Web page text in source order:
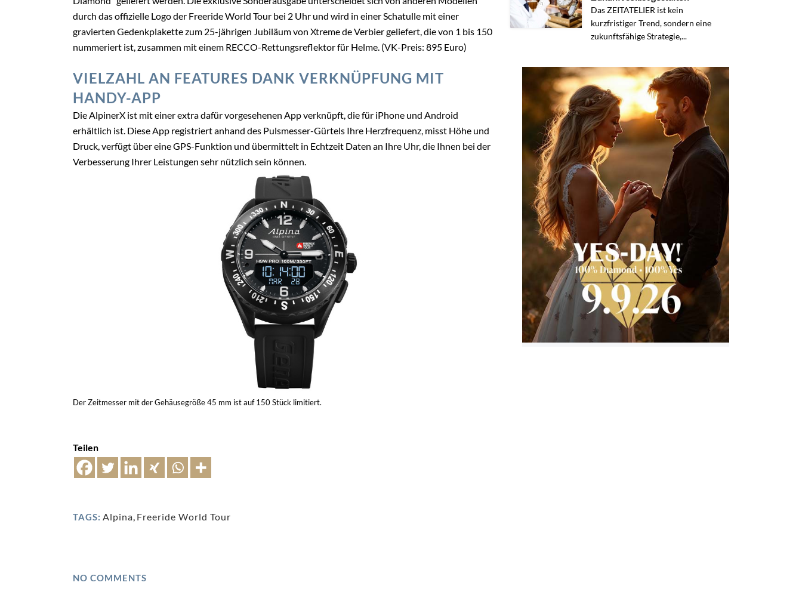
durch das offizielle Logo der Freeride World Tour bei 2 Uhr und wird in einer Schatulle mit einer
gravierten Gedenkplakette zum 25-jährigen Jubiläum von Xtreme de Verbier geliefert, die von 1 bis 150
nummeriert ist, zusammen mit einem RECCO-Rettungsreflektor für Helme. (VK-Preis: 895 Euro)
VIELZAHL AN FEATURES DANK VERKNÜPFUNG MIT
HANDY-APP
Die AlpinerX ist mit einer extra dafür vorgesehenen App verknüpft, die für iPhone und Android
erhältlich ist. Diese App registriert anhand des Pulsmesser-Gürtels Ihre Herzfrequenz, misst Höhe und
Druck, verfügt über eine GPS-Funktion und übermittelt in Echtzeit Daten an Ihre Uhr, die Ihnen bei der
Verbesserung Ihrer Leistungen sehr nützlich sein können.
Der Zeitmesser mit der Gehäusegröße 45 mm ist auf 150 Stück limitiert.
Teilen
TAGS: Alpina, Freeride World Tour
NO COMMENTS
Das ZEITATELIER ist kein
kurzfristiger Trend, sondern eine
zukunftsfähige Strategie,...